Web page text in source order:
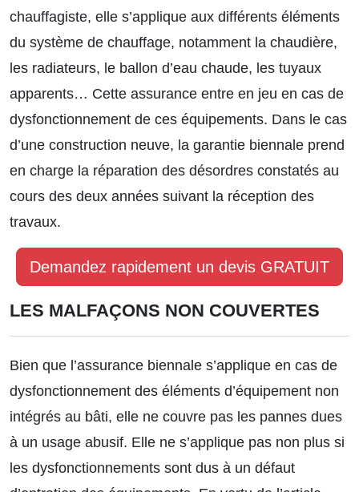
chauffagiste, elle s’applique aux différents éléments
du système de chauffage, notamment la chaudière,
les radiateurs, le ballon d’eau chaude, les tuyaux
apparents… Cette assurance entre en jeu en cas de
dysfonctionnement de ces équipements. Dans le cas
d’une construction neuve, la garantie biennale prend
en charge la réparation des désordres constatés au
cours des deux années suivant la réception des
travaux.
Demandez rapidement un devis GRATUIT
LES MALFAÇONS NON COUVERTES
Bien que l’assurance biennale s’applique en cas de
dysfonctionnement des éléments d’équipement non
intégrés au bâti, elle ne couvre pas les pannes dues
à un usage abusif. Elle ne s’applique pas non plus si
les dysfonctionnements sont dus à un défaut